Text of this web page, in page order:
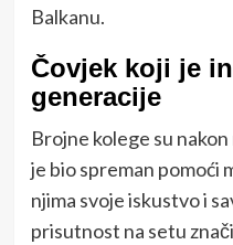
Balkanu.
Čovjek koji je
generacije
Brojne kolege su
je bio spreman pomoći
njima svoje iskustvo i
prisutnost na setu